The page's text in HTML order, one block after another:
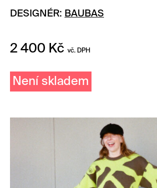
DESIGNÉR: BAUBAS
2 400 Kč vč. DPH
Není skladem